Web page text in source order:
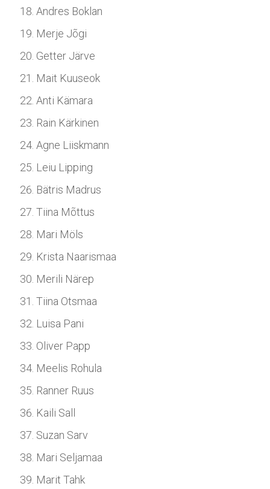
Andres Boklan
Merje Jõgi
Getter Järve
Mait Kuuseok
Anti Kämara
Rain Kärkinen
Agne Liiskmann
Leiu Lipping
Bätris Madrus
Tiina Mõttus
Mari Möls
Krista Naarismaa
Merili Närep
Tiina Otsmaa
Luisa Pani
Oliver Papp
Meelis Rohula
Ranner Ruus
Kaili Sall
Suzan Sarv
Mari Seljamaa
Marit Tahk